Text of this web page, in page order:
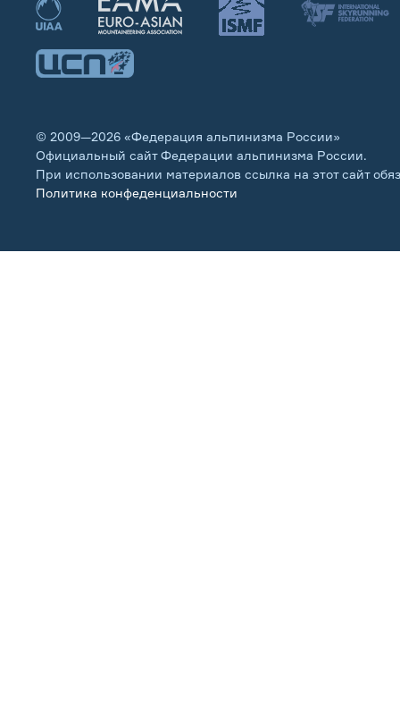
© 2009—2026 «Федерация альпинизма России»
Официальный сайт Федерации альпинизма России.
При использовании материалов ссылка на этот сайт
Политика конфеденциальности